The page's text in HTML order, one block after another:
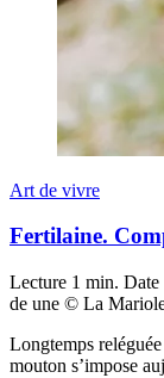
Art de vivre
Fertilaine.
Lecture 1 min. Date
de une © La
Longtemps
mouton s’impose